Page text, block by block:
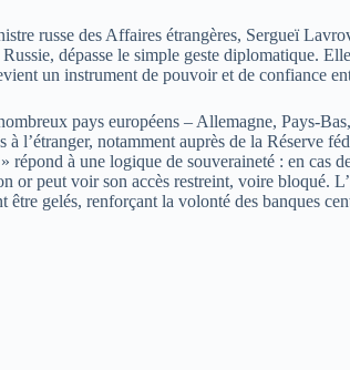
russe des Affaires étrangères, Sergueï
Russie, dépasse le simple geste diplomatique.
un instrument de pouvoir et de confiance
pays européens – Allemagne, Pays-
à l’étranger, notamment auprès de la Réserve
répond à une logique de souveraineté : en cas
or peut voir son accès restreint, voire bloqué.
être gelés, renforçant la volonté des banques